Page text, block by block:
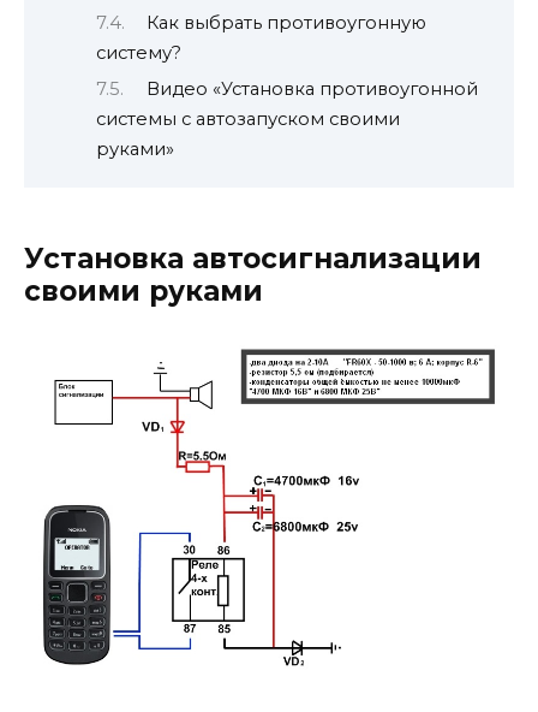
Как выбрать противоугонную
систему?
Видео «Установка противоугонной
системы с автозапуском своими
руками»
Установка автосигнализации
своими руками